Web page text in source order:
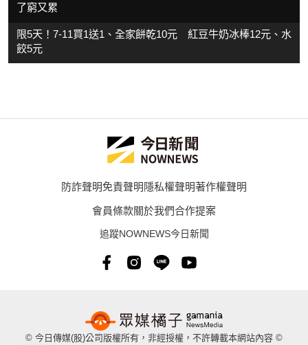
了窮又累
限5天！7-11買1送1、全家餅乾10元 紅豆牛奶冰棒12元、水
餃5元
防詐聲明免責聲明隱私權聲明著作權聲明
會員條款關於我們合作提案
追蹤NOWNEWS今日新聞
© 今日傳媒(股)公司版權所有，非經授權，不許轉載本網站內容 ©